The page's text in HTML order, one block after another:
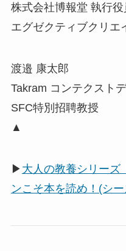
株式会社博報堂 執行
エグゼクティブクリエ
渡邉 康太郎
Takram コンテクスト
SFC特別招聘教授
▲
▶ 大人の教養シリーズ
ンこそ本を読め！(シ